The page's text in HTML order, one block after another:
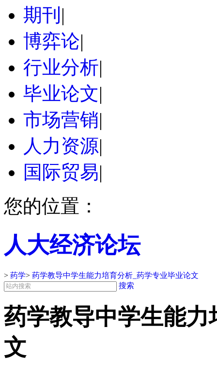
期刊 |
博弈论|
行业分析|
毕业论文|
市场营销|
人力资源|
国际贸易|
您的位置：
人大经济论坛
> 药学> 药学教导中学生能力培育分析_药学专业毕业论文
搜索
药学教导中学生能
文